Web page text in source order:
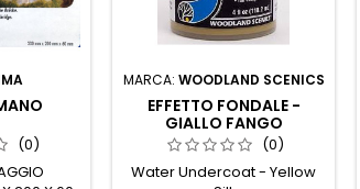
(0)
MARCA: WOODLAND SCENICS
EFFETTO FONDALE -
GIALLO FANGO
(0)
Water Undercoat - Yellow